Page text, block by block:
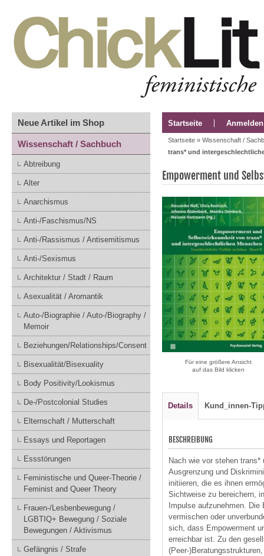
Neue Artikel im Shop
Wissenschaft / Sachbuch
Abtreibung
Alter
Anarchismus
Anti-/Faschismus/NS
Anti-/Rassismus / Antisemitismus
Anti-/Sexismus
Architektur / Stadt / Raum
Asexualität / Aromantik
Auto-/Biographie / Auto-/Biography /
Memoir
Beziehungen/Relationships/Consent
Bisexualität/Bisexuality
Body Positivity/Lookismus
De-/Postcolonial Studies
Elternschaft / Mutterschaft
Essays und Reportagen
Essstörungen
Feministische und Queer-Theorie /
Feminist and Queer Theory
Frauen-/Lesbenbewegung /
LGBTIQ+ Bewegung / Soziale
Bewegungen / Aktivismus
Gefängnis / Strafe
Startseite Anmelden
Startseite » Wissenschaft /
trans* und
Empowerment und
Für eine größere Ansicht
auf das Bild klicken
Details Kund_innen-
BESCHREIBUNG
Nach wie vor stehen
Ausgrenzung und
initiieren, die es ihnen
Sichtweise zu bereichern,
Impulse aufzunehmen.
vermischen oder
sich, dass Empowerment
erreichbar ist. Zu den
(Peer-